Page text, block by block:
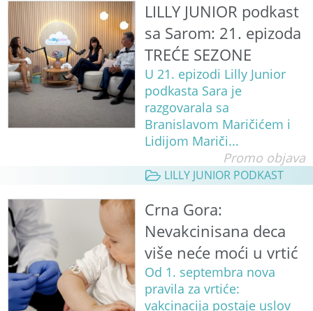
LILLY JUNIOR podkast
sa Sarom: 21. epizoda
TREĆE SEZONE
U 21. epizodi Lilly Junior
podkasta Sara je
razgovarala sa
Branislavom Maričićem i
Lidijom Mariči...
Promo objava
LILLY JUNIOR PODKAST
Crna Gora:
Nevakcinisana deca
više neće moći u vrtić
Od 1. septembra nova
pravila za vrtiće:
vakcinacija postaje uslov